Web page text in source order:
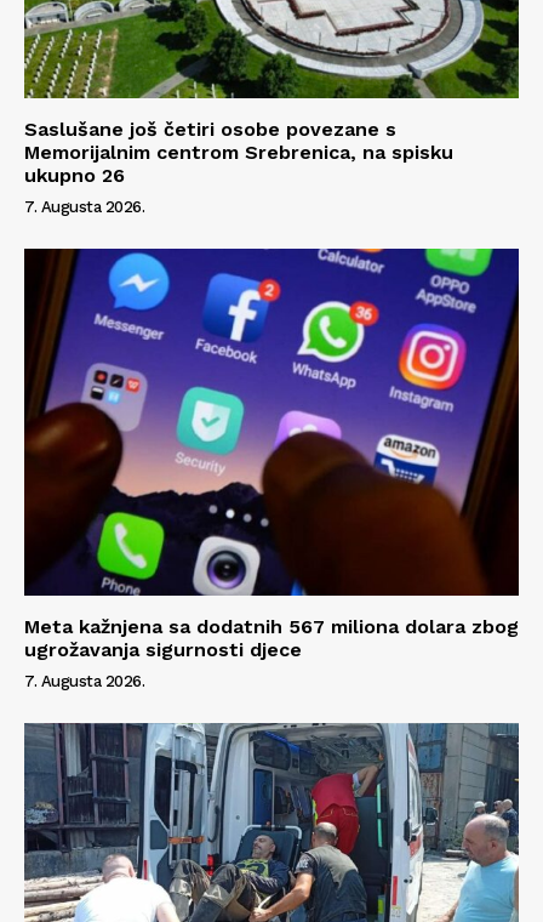
Saslušane još četiri osobe povezane s
Memorijalnim centrom Srebrenica, na spisku
ukupno 26
7. Augusta 2026.
Meta kažnjena sa dodatnih 567 miliona dolara zbog
ugrožavanja sigurnosti djece
7. Augusta 2026.